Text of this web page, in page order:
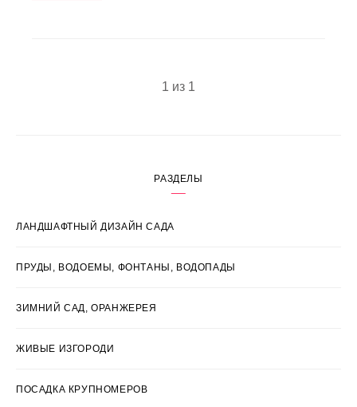
1 из 1
РАЗДЕЛЫ
ЛАНДШАФТНЫЙ ДИЗАЙН САДА
ПРУДЫ, ВОДОЕМЫ, ФОНТАНЫ, ВОДОПАДЫ
ЗИМНИЙ САД, ОРАНЖЕРЕЯ
ЖИВЫЕ ИЗГОРОДИ
ПОСАДКА КРУПНОМЕРОВ